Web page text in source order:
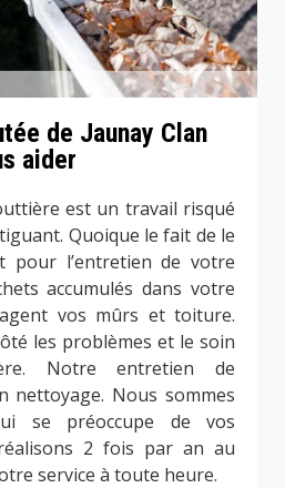
de Jaunay Clan
aider
est un travail risqué
Quoique le fait de le
pour l’entretien de votre
accumulés dans votre
vos mûrs et toiture.
les problèmes et le soin
Notre entretien de
nettoyage. Nous sommes
se préoccupe de vos
2 fois par an au
service à toute heure.